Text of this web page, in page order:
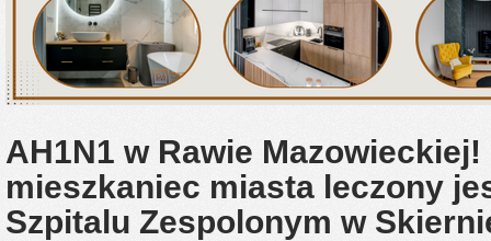
AH1N1 w Rawie
mieszkaniec miasta leczony
Szpitalu Zespolonym w